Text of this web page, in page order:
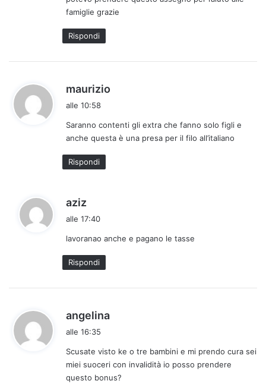
famiglie grazie
Rispondi
maurizio
e
t
alle 10:58
Saranno contenti gli extra che fanno solo figli e
anche questa è una presa per il filo all’italiano
Rispondi
aziz
a
e
t
t
alle 17:40
lavoranao anche e pagano le tasse
Rispondi
angelina
e
t
alle 16:35
Scusate visto ke o tre bambini e mi prendo cura sei
miei suoceri con invalidità io posso prendere
questo bonus?